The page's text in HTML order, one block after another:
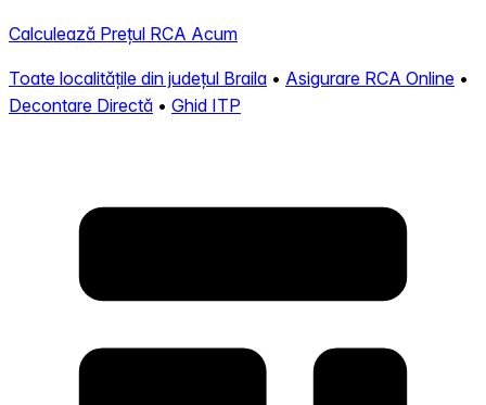
Calculează Prețul RCA Acum
Toate localitățile din județul Braila • Asigurare RCA Online •
Decontare Directă • Ghid ITP